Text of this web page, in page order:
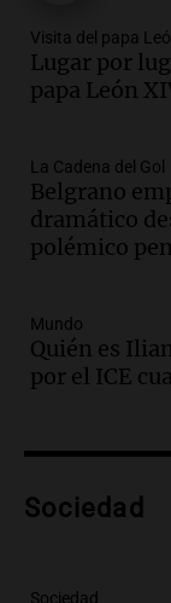
Audio.
ley
Viva la
Audio.
de
La
Audio.
un pozo
Audio.
al
Visita del papa
Lugar por
papa León
La Cadena del Gol
Belgrano
dramático
polémico
Mundo
Quién es
por el ICE
Sociedad
Sociedad